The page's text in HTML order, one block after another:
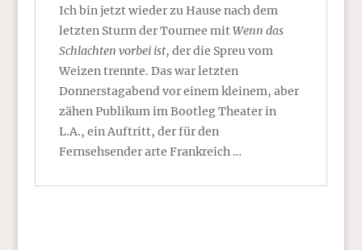
Ich bin jetzt wieder zu Hause nach dem
letzten Sturm der Tournee mitWenn das
Schlachten vorbei ist, der die Spreu vom
Weizen trennte. Das war letzten
Donnerstagabend vor einem kleinem, aber
zähen Publikum im Bootleg Theater in
L.A., ein Auftritt, der für den
Fernsehsender arte Frankreich …